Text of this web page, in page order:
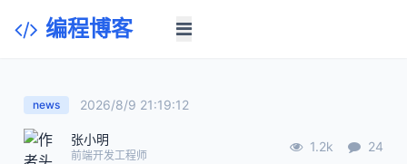
编程博客
news 2026/8/9 21:19:12
张小明
前端开发工程师
1.2k 24